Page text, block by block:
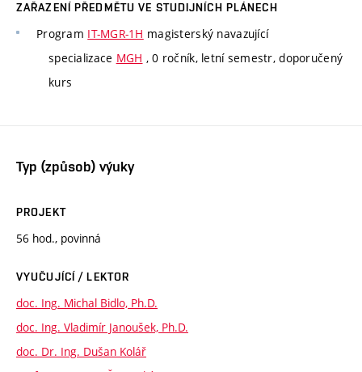
ZAŘAZENÍ PŘEDMĚTU VE STUDIJNÍCH PLÁNECH
Program IT-MGR-1H magisterský navazující
specializace MGH , 0 ročník, letní semestr, doporučený
kurs
Typ (způsob) výuky
PROJEKT
56 hod., povinná
VYUČUJÍCÍ / LEKTOR
doc. Ing. Michal Bidlo, Ph.D.
doc. Ing. Vladimír Janoušek, Ph.D.
doc. Dr. Ing. Dušan Kolář